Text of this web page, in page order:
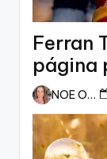
Ferran
página
España
NOE ORTIZ